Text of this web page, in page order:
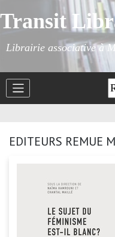
Transit
Librairie associative à
EDITEURS REMUE